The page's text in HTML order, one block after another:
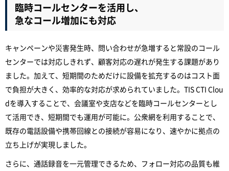
臨時コールセンターを活用し、
急なコール増加にも対応
キャンペーンや災害発生時、問い合わせが急増すると常設のコール
センターでは対応しきれず、顧客対応の遅れが発生する課題があり
ました。加えて、短期間のためだけに設備を拡充するのはコスト面
で負担が大きく、効率的な対応が求められていました。TIS CTI Clou
dを導入することで、会議室や支店などを臨時コールセンターとし
て活用でき、短期間でも運用が可能に。公衆網を利用することで、
既存の電話設備や携帯回線との接続が容易になり、速やかに拠点の
立ち上げが実現しました。
さらに、通話録音を一元管理できるため、フォロー対応の品質も維